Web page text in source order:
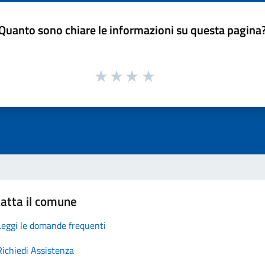
sono chiare le informazioni su questa
il comune
le domande frequenti
Assistenza